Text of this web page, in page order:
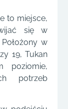
to miejsce,
się w
w
19, Tukan
poziomie,
potrzeb